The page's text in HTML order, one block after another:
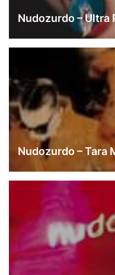
Nudozurdo – Ultra
Nudozurdo – Tara